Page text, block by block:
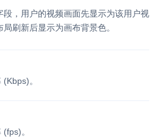
段，用户的视频画面先显示为该用户视
刷新后显示为画布背景色。
。
。